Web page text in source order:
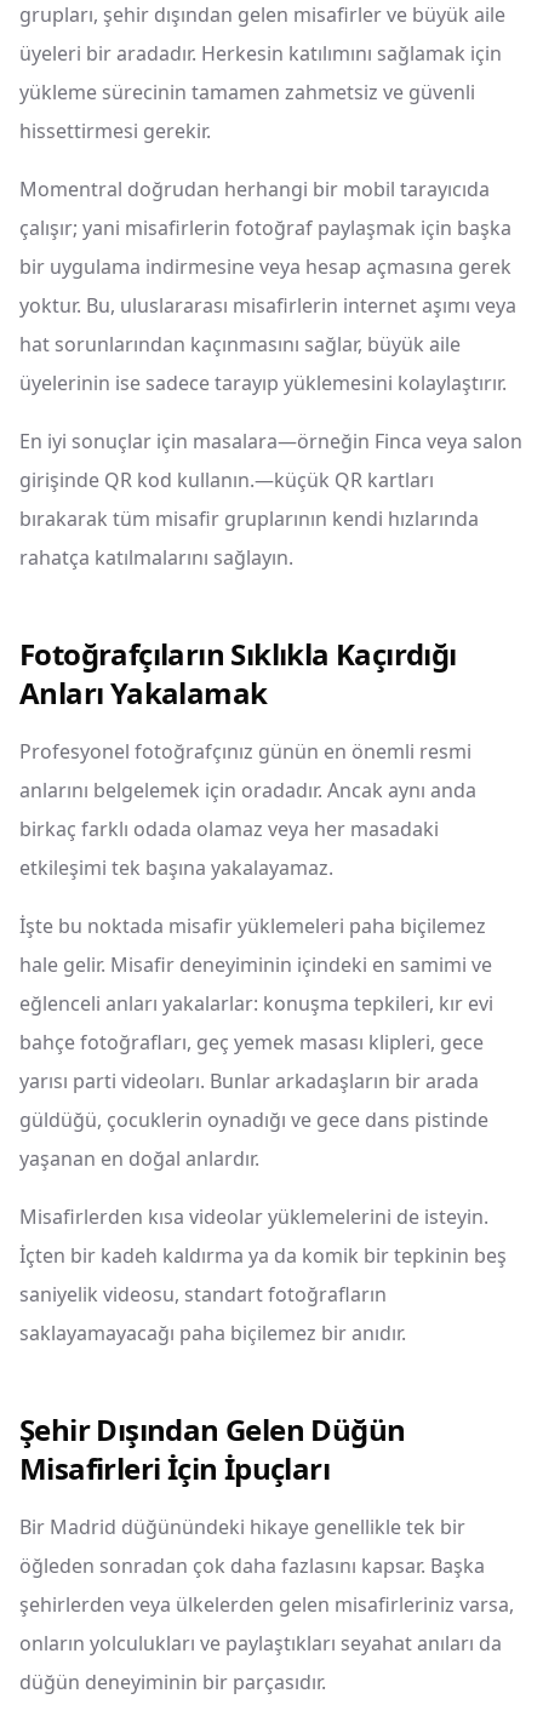
grupları, şehir dışından gelen misafirler ve büyük aile
üyeleri bir aradadır. Herkesin katılımını sağlamak için
yükleme sürecinin tamamen zahmetsiz ve güvenli
hissettirmesi gerekir.
Momentral doğrudan herhangi bir mobil tarayıcıda
çalışır; yani misafirlerin fotoğraf paylaşmak için başka
bir uygulama indirmesine veya hesap açmasına gerek
yoktur. Bu, uluslararası misafirlerin internet aşımı veya
hat sorunlarından kaçınmasını sağlar, büyük aile
üyelerinin ise sadece tarayıp yüklemesini kolaylaştırır.
En iyi sonuçlar için masalara—örneğin Finca veya salon
girişinde QR kod kullanın.—küçük QR kartları
bırakarak tüm misafir gruplarının kendi hızlarında
rahatça katılmalarını sağlayın.
Fotoğrafçıların Sıklıkla Kaçırdığı
Anları Yakalamak
Profesyonel fotoğrafçınız günün en önemli resmi
anlarını belgelemek için oradadır. Ancak aynı anda
birkaç farklı odada olamaz veya her masadaki
etkileşimi tek başına yakalayamaz.
İşte bu noktada misafir yüklemeleri paha biçilemez
hale gelir. Misafir deneyiminin içindeki en samimi ve
eğlenceli anları yakalarlar: konuşma tepkileri, kır evi
bahçe fotoğrafları, geç yemek masası klipleri, gece
yarısı parti videoları. Bunlar arkadaşların bir arada
güldüğü, çocuklerin oynadığı ve gece dans pistinde
yaşanan en doğal anlardır.
Misafirlerden kısa videolar yüklemelerini de isteyin.
İçten bir kadeh kaldırma ya da komik bir tepkinin beş
saniyelik videosu, standart fotoğrafların
saklayamayacağı paha biçilemez bir anıdır.
Şehir Dışından Gelen Düğün
Misafirleri İçin İpuçları
Bir Madrid düğünündeki hikaye genellikle tek bir
öğleden sonradan çok daha fazlasını kapsar. Başka
şehirlerden veya ülkelerden gelen misafirleriniz varsa,
onların yolculukları ve paylaştıkları seyahat anıları da
düğün deneyiminin bir parçasıdır.